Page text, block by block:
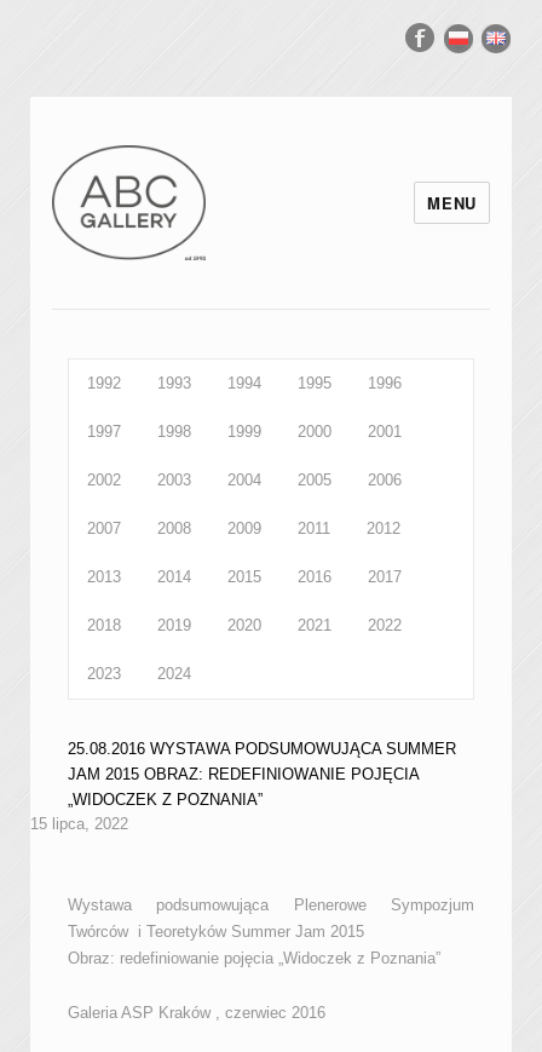
MENU
1992 1993 1994 1995 1996
1997 1998 1999 2000 2001
2002 2003 2004 2005 2006
2007 2008 2009 2011 2012
2013 2014 2015 2016 2017
2018 2019 2020 2021 2022
2023 2024
25.08.2016 WYSTAWA PODSUMOWUJĄCA SUMMER
JAM 2015 OBRAZ: REDEFINIOWANIE POJĘCIA
„WIDOCZEK Z POZNANIA”
15 lipca, 2022
Wystawa podsumowująca Plenerowe Sympozjum
Twórców i Teoretyków Summer Jam 2015
Obraz: redefiniowanie pojęcia „Widoczek z Poznania”
Galeria ASP Kraków , czerwiec 2016